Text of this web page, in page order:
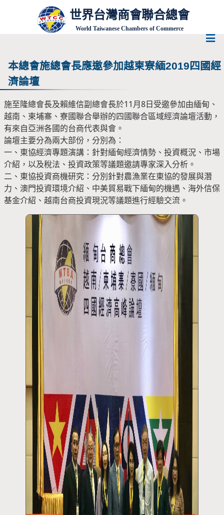
世界台灣商會聯合總會
World Taiwanese Chambers of Commerce
本總會施總會長應邀參加越柬寮緬2019四國經
濟論壇
施至隆總會長及賴維信副總會長於11月8日受邀參加由緬甸、
越南、柬埔寨、寮國聯合舉辦的四國聯合區域經濟論壇活動，
有來自亞洲各國的台商代表與會。
論壇主要分為兩大部份，分別為：
一、東協經濟專題演講：針對緬甸經濟情勢、投資概況、市場
介紹，以及稅法、投資政策等議題邀請專家深入分析。
二、東協投資商機研究：分別針對農漁業在東協的發展與潛
力、澳門投資環境介紹、中美貿易戰下緬甸的機遇、海外信保
基金介紹、越南台商投資現況等議題進行經驗交流。